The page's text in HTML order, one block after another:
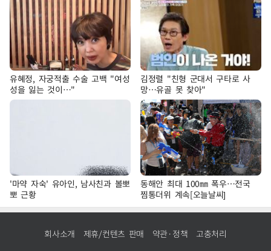
유혜정, 자궁적출 수술 고백 "여성
성을 잃는 것이…"
김정렬 "친형 군대서 구타로 사
망…유골 못 찾아"
'마약 자숙' 유아인, 남사친과 볼뽀
뽀 근황
동해안 최대 100㎜ 폭우…전국
찜통더위 계속[오늘날씨]
회사소개 제휴/컨텐츠 판매 약관·정책 고충처리